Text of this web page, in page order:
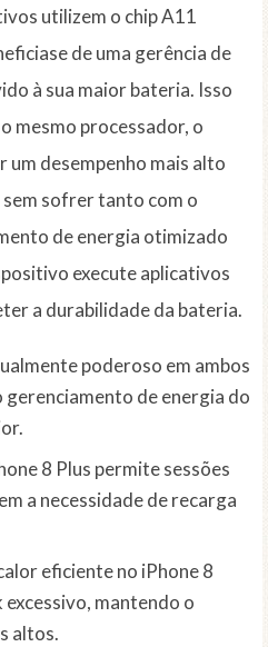
utilizem o chip A11
de uma gerência de
à sua maior bateria. Isso
mesmo processador, o
um desempenho mais alto
sofrer tanto com o
de energia otimizado
execute aplicativos
a durabilidade da bateria.
poderoso em ambos
gerenciamento de energia do
8 Plus permite sessões
a necessidade de recarga
eficiente no iPhone 8
mantendo o
altos.